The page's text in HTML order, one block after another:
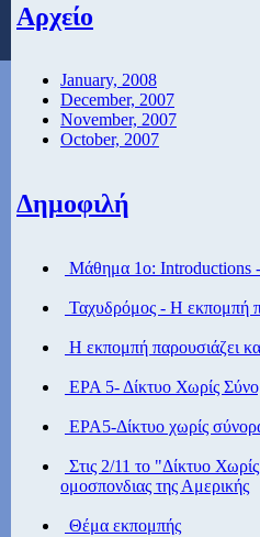
Αρχείο
January, 2008
December, 2007
November, 2007
October, 2007
Δημοφιλή
Μάθημα 1ο: Introductions
Ταχυδρόμος - Η εκπομπή
Η εκπομπή παρουσιάζει
ΕΡΑ 5- Δίκτυο Χωρίς
ΕΡΑ5-Δίκτυο χωρίς
Στις 2/11 το "Δίκτυο
ομοσπονδιας της Αμερικής
Θέμα εκπομπής